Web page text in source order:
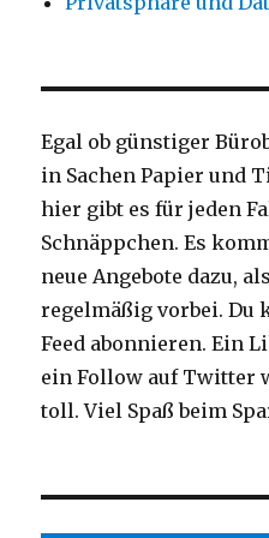
Egal ob günstiger
in Sachen Papier und
hier gibt es für jeden
Schnäppchen. Es
neue Angebote dazu,
regelmäßig vorbei. Du
Feed abonnieren. Ein
ein Follow auf Twitter
toll. Viel Spaß beim